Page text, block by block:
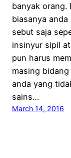
banyak orang.
biasanya
sebut saja
insinyur sipil
pun harus
masing
anda yang
sains…
March 14, 2016